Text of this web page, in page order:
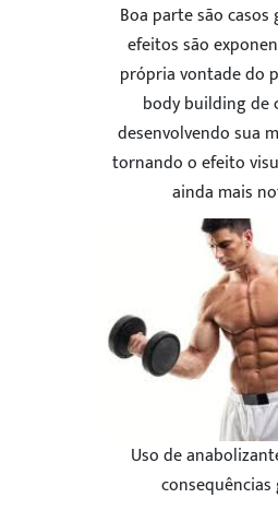
Boa parte são casos
efeitos são
própria vontade do
body building de
desenvolvendo sua
tornando o efeito
ainda mais
Uso de
consequências